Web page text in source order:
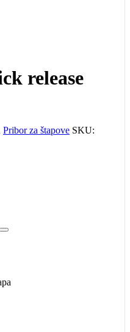
release
Pribor za štapove SKU: